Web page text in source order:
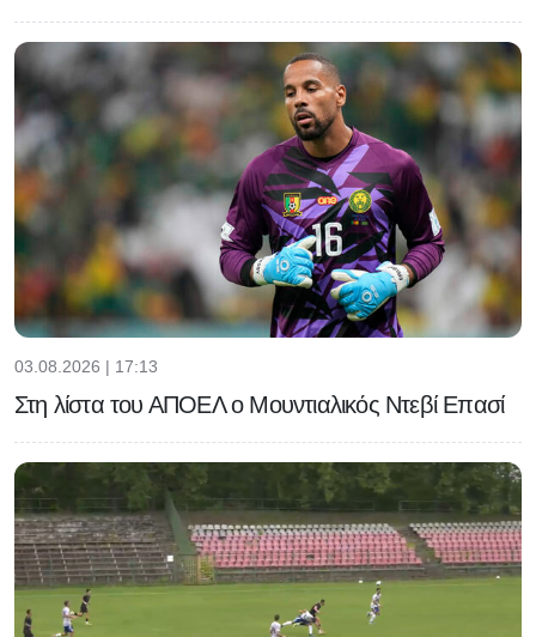
03.08.2026 | 17:13
Στη λίστα του ΑΠΟΕΛ ο Μουντιαλικός Ντεβί Επασί